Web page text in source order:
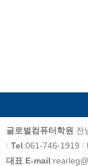
카
피
라
글로벌컴퓨터학원 전
/ Tel:061-746-1919 /
대표 E-mail